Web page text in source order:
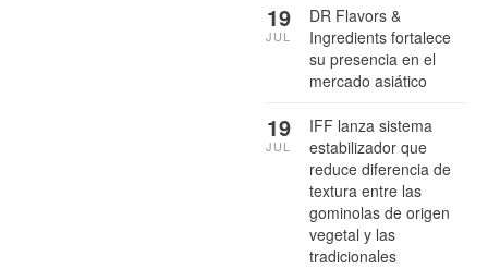
DR Flavors &
Ingredients fortalece
su presencia en el
mercado asiático
19
JUL
IFF lanza sistema
estabilizador que
reduce diferencia de
textura entre las
gominolas de origen
vegetal y las
tradicionales
19
JUL